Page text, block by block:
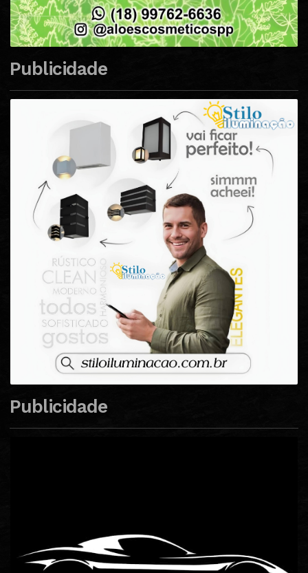
Publicidade
Publicidade